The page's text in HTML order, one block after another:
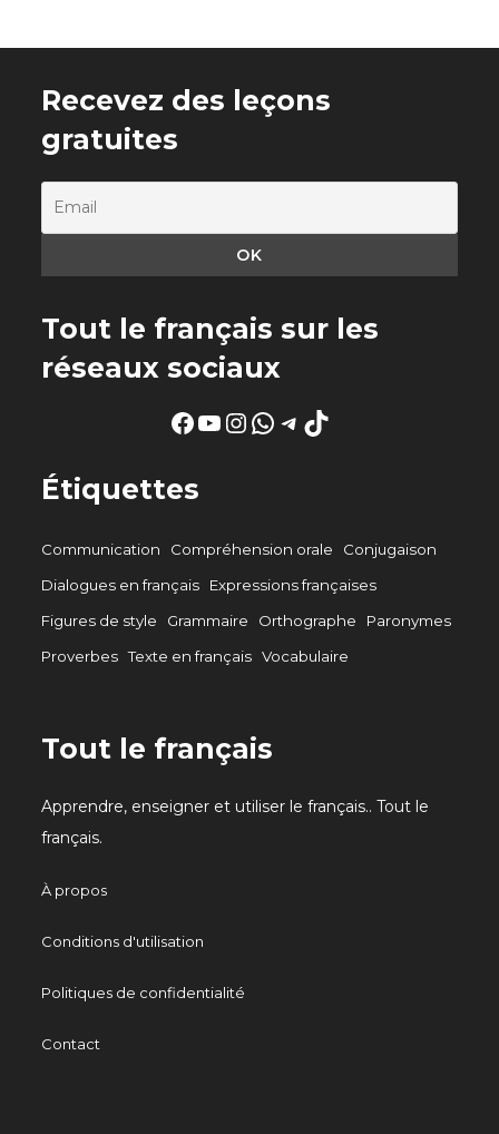
Recevez des leçons
gratuites
Tout le français sur les
réseaux sociaux
Facebook
YouTube
Instagram
WhatsApp
Telegram
TikTok
Étiquettes
Communication Compréhension orale
Conjugaison
Dialogues en français
Expressions françaises
Figures de style
Grammaire Orthographe
Paronymes
Proverbes Texte en français Vocabulaire
Tout le français
Apprendre, enseigner et utiliser le français.. Tout le
français.
À propos
Conditions d'utilisation
Politiques de confidentialité
Contact